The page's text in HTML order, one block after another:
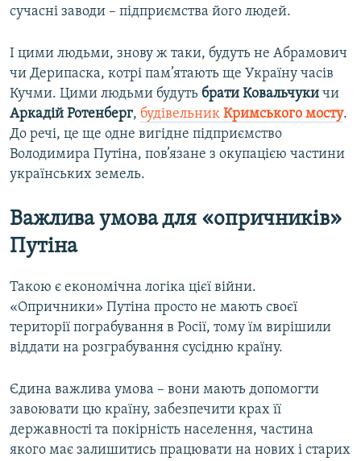
сучасні заводи – підприємства його людей.
І цими людьми, знову ж таки, будуть не Абрамович
чи Дерипаска, котрі пам’ятають ще Україну часів
Кучми. Цими людьми будуть брати Ковальчуки чи
Аркадій Ротенберг, будівельник Кримського мосту.
До речі, це ще одне вигідне підприємство
Володимира Путіна, пов’язане з окупацією частини
українських земель.
Важлива умова для «опричників»
Путіна
Такою є економічна логіка цієї війни.
«Опричники» Путіна просто не мають своєї
території пограбування в Росії, тому їм вирішили
віддати на розграбування сусідню країну.
Єдина важлива умова – вони мають допомогти
завоювати цю країну, забезпечити крах її
державності та покірність населення, частина
якого має залишитись працювати на нових і старих